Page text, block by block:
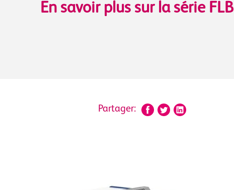
En savoir plus sur la série FLB
Partager: